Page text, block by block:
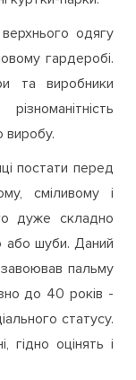
одягу
гардеробі.
та виробники
виробу.
постати перед
сміливому і
дуже складно
або шуби. Даний
пальму
до 40 років -
статусу.
гідно оцінять і